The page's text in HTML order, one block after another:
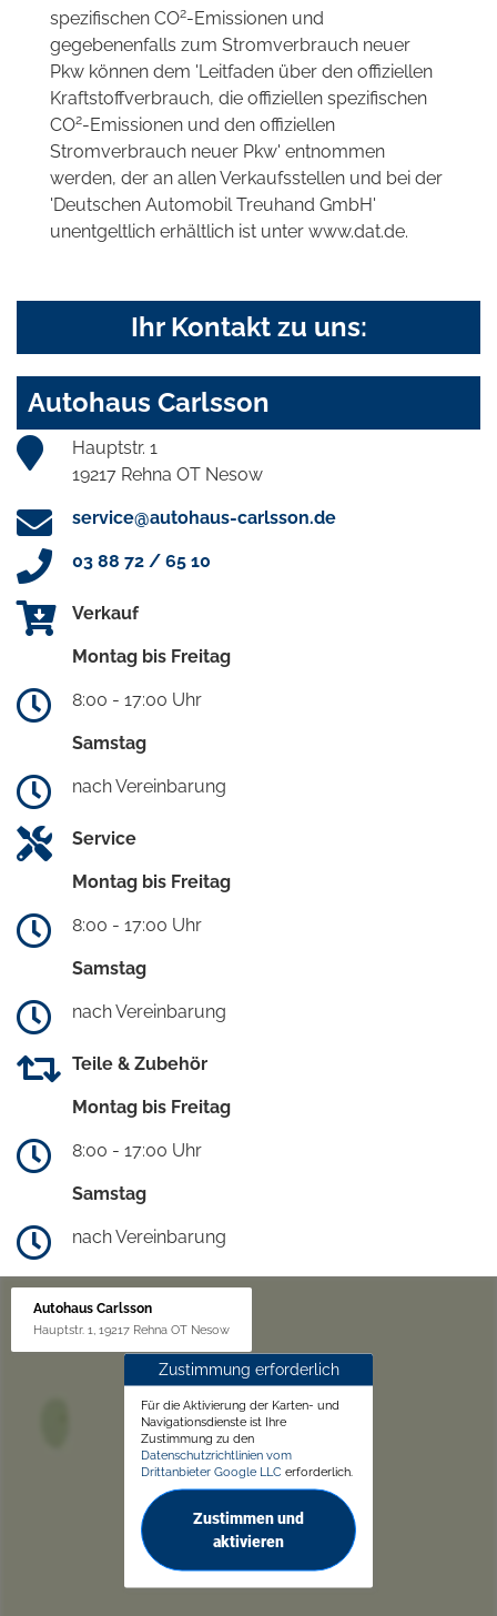
spezifischen CO2-Emissionen und
gegebenenfalls zum Stromverbrauch neuer
Pkw können dem 'Leitfaden über den offiziellen
Kraftstoffverbrauch, die offiziellen spezifischen
CO2-Emissionen und den offiziellen
Stromverbrauch neuer Pkw' entnommen
werden, der an allen Verkaufsstellen und bei der
'Deutschen Automobil Treuhand GmbH'
unentgeltlich erhältlich ist unter www.dat.de.
Ihr Kontakt zu uns:
Autohaus Carlsson
Hauptstr. 1
19217 Rehna OT Nesow
service@autohaus-carlsson.de
03 88 72 / 65 10
Verkauf
Montag bis Freitag
8:00 - 17:00 Uhr
Samstag
nach Vereinbarung
Service
Montag bis Freitag
8:00 - 17:00 Uhr
Samstag
nach Vereinbarung
Teile & Zubehör
Montag bis Freitag
8:00 - 17:00 Uhr
Samstag
nach Vereinbarung
Autohaus Carlsson
Hauptstr. 1, 19217 Rehna OT Nesow
Zustimmung erforderlich
Für die Aktivierung der Karten- und
Navigationsdienste ist Ihre
Zustimmung zu den
Datenschutzrichtlinien vom
Drittanbieter Google LLC erforderlich.
Zustimmen und
aktivieren